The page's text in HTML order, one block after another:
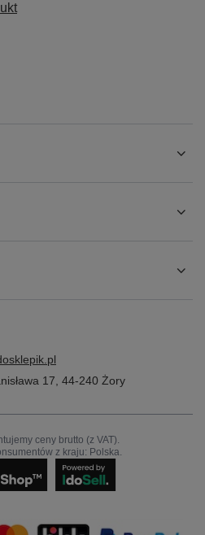
17 44-240 Żory
ceny brutto (z VAT).
z kraju: Polska.